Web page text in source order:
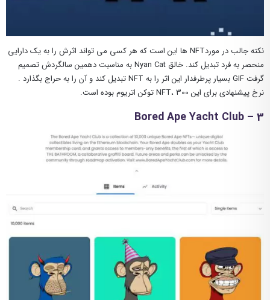
نکته جالب در موردNFT ها این است که هر کسی می تواند اثرش را به یک دارایی
منحصر به فرد تبدیل کند. خالق Nyan Cat به مناسبت دهمین سالگردش تصمیم
گرفت GIF بسیار پرطرفدار این اثر را به NFT تبدیل کند و آن را به حراج بگذارد .
نرخ پیشنهادی برای این NFT، 300 توکن اتریوم بوده است.
3 – Bored Ape Yacht Club